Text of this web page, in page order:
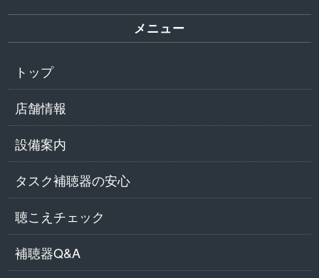
メニュー
トップ
店舗情報
設備案内
タスク補聴器の安心
聴こえチェック
補聴器Q&A